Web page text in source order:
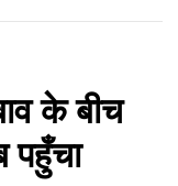
के बीच
पहुँचा